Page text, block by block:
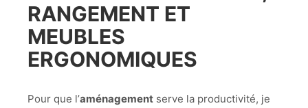
RANGEMENT ET
MEUBLES
ERGONOMIQUES
Pour que l’aménagement serve la productivité, je